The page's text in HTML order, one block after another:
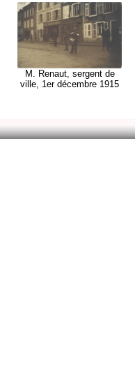
M. Renaut, sergent de
ville, 1er décembre 1915